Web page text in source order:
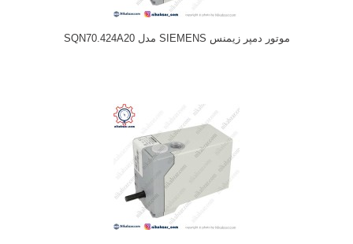
موتور دمپر زیمنس SIEMENS مدل SQN70.424A20